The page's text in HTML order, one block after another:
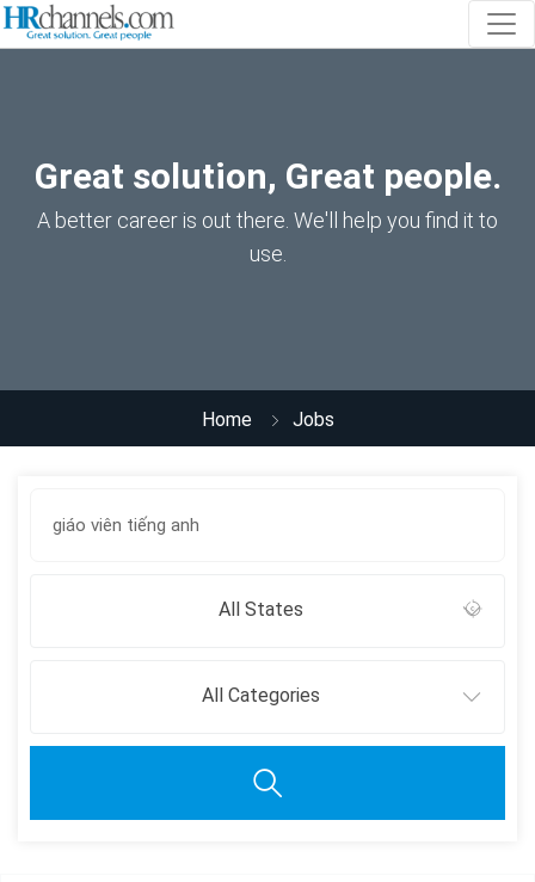
Great solution, Great people.
A better career is out there. We'll help you find it to
use.
Home Jobs
All States
All Categories